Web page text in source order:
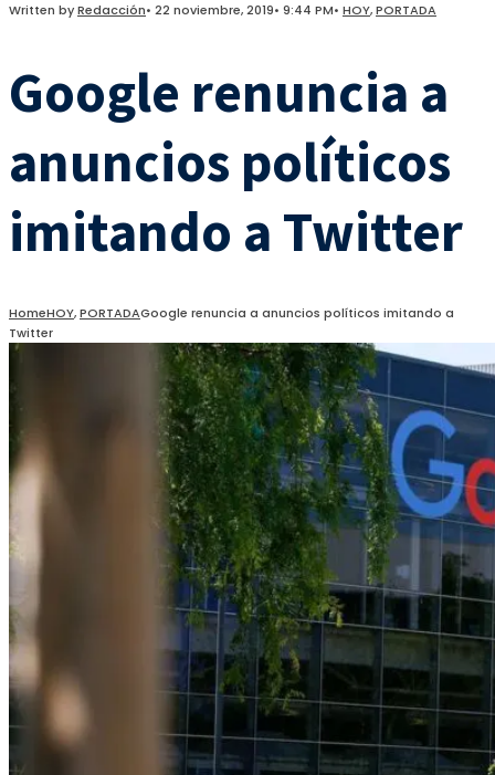
Written byRedacción• 22 noviembre, 2019• 9:44 PM• HOY,PORTADA
Google renuncia a
anuncios políticos
imitando a Twitter
HomeHOY,PORTADAGoogle renuncia a anuncios políticos imitando a
Twitter